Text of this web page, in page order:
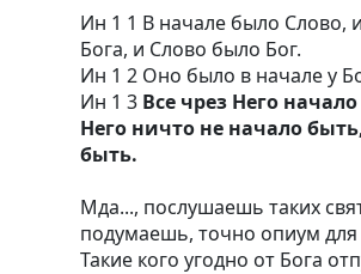
Ин 1 1 В начале было Слово,
Бога, и Слово было Бог.
Ин 1 2 Оно было в начале у
Ин 1 3 Все чрез Него
Него ничто не начало
быть.
Мда..., послушаешь таких
подумаешь, точно опиум для
Такие кого угодно от Бога